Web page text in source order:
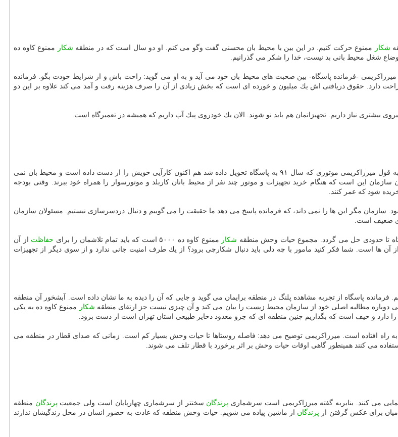
شكار ممنوع حركت كنیم. در این بین با محیط بان محسنی گفت وگو می كنم. او دو سال است كه در منطقه شكار
ممنوع كاوه ده
شغل محیط بانی بد نیست، خدا را شكر می گذرانیم.
-فرمانده پاسگاه- بین صحبت های محیط بان خود می آید و به او می گوید: راحت باش و از شرایط خودت بگو. فرمانده
دارد. حقوق دریافتی اش یك میلیون و خورده ای است كه بخش زیادی از آن را صرف هزینه رفت و آمد می كند علاوه بر این دو
نیاز داریم. تجهیزاتمان هم باید نو شوند. الان یك خودروی پیك آپ داریم كه همیشه در تعمیرگاه است.
محیط بانان تجهیزات خویش را كه داخل انباری كوچك كنار پاسگاه است نشانمان می دهند. به قول میرزاكریمی موتوری كه سال ۹۱ به پاسگاه تحویل داده شد هم اكنون كارآیی خویش را از دست داده است و محیط بان نمی
سازمان این است كه هنگام خرید تجهیزات و موتور چند نفر از محیط بانان كاربلد و موتورسوار را همراه خود ببرند. وقتی بودجه
شود كه عمر كنند.
مگر این ها را نمی داند، كه فرمانده پاسخ می دهد ما حقیقت را می گوییم و دنبال دردسرسازی نیستیم. مسئولان سازمان
ضعیف است.
تا حدودی حل می گردد. مجموع حیات وحش منطقه شكار ممنوع كاوه ده ۵۰۰۰ است كه باید تمام تلاشمان را برای حفاظت از آن
از آن ها است. شما فكر كنید مامور با چه دلی باید دنبال شكارچی برود؟ از یك طرف امنیت جانی ندارد و از سوی دیگر از تجهیزات
فرمانده پاسگاه از تجربه مشاهده پلنگ در منطقه برایمان می گوید و جایی كه آن را دیده به ما نشان داده است. آبشخور آن منطقه
دوباره مطالبه اصلی خود از سازمان محیط زیست را بیان می كند و آن چیزی نیست جز ارتقای منطقه شكار
ممنوع كاوه ده به یكی
دارد و حیف است كه بگذاریم چنین منطقه ای كه جزو معدود ذخایر طبیعی استان تهران است از دست برود.
راه افتاده است. میرزاكریمی توضیح می دهد: فاصله روستاها تا حیات وحش بسیار كم است. زمانی كه صدای قطار در منطقه می
می كنند همینطور گاهی اوقات حیات وحش بر اثر برخورد با قطار تلف می شوند.
می كنند. بنابربه گفته میرزاكریمی است سرشماری پرندگان سختتر از سرشماری چهارپایان است ولی جمعیت پرندگان منطقه
میان برای عكس گرفتن از پرندگان از ماشین پیاده می شویم. حیات وحش منطقه كه عادت به حضور انسان در محل زندگیشان ندارند